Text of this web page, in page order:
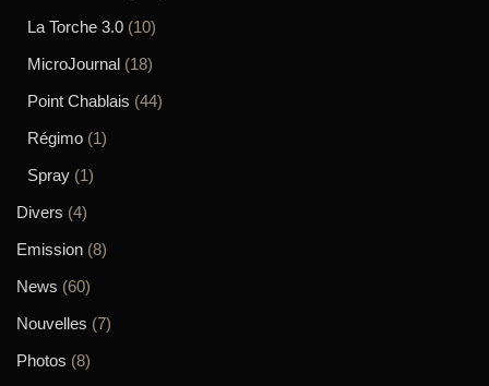
La Torche 3.0 (10)
MicroJournal (18)
Point Chablais (44)
Régimo (1)
Spray (1)
Divers (4)
Emission (8)
News (60)
Nouvelles (7)
Photos (8)